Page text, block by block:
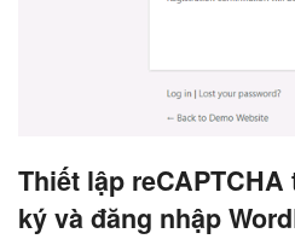
Thiết lập
ký và đăng nhập